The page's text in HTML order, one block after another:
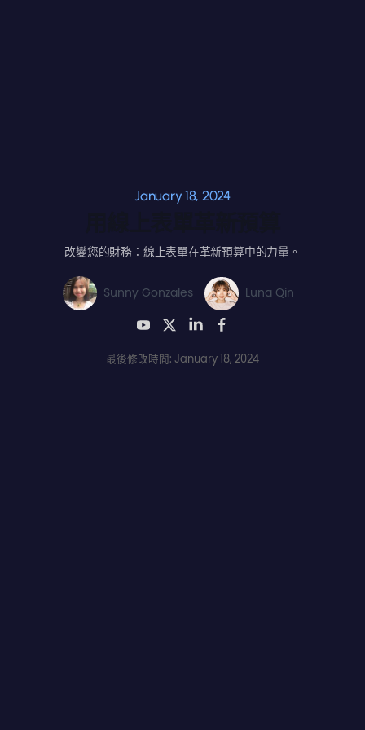
January 18, 2024
改變您的財務：線上表單在革新預算中的力量。
Sunny Gonzales Luna Qin
最後修改時間: January 18, 2024